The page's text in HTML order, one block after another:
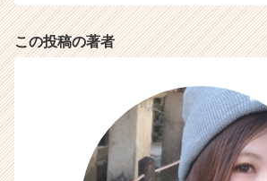
リ
e
C
a
この投稿の著者